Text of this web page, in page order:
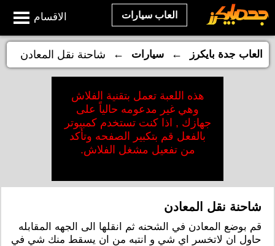
الاقسام العاب سيارات
العاب جدة بايكرز ← سيارات ← شاحنة نقل المعادن
هذه اللعبة تعمل بتقنية الفلاش
وهي غير مدعومه حالياً على
جهازك , اذا كنت تستخدم كمبيوتر
بالفعل قم بتكبير الصفحه وتأكد
من تفعيل مشغل الفلاش.
شاحنة نقل المعادن
قم بوضع المعادن في الشحنه ثم انقلها الى الجهه المقابله
حاول ان لاتخسر اي شي و انتبه من ان يسقط منك شي في